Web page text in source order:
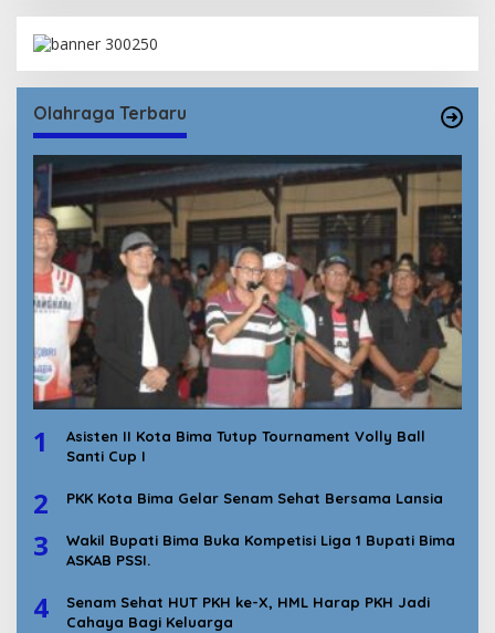
Olahraga Terbaru
1
Asisten II Kota Bima Tutup Tournament Volly Ball
Santi Cup I
2 PKK Kota Bima Gelar Senam Sehat Bersama Lansia
3
Wakil Bupati Bima Buka Kompetisi Liga 1 Bupati Bima
ASKAB PSSI.
4
Senam Sehat HUT PKH ke-X, HML Harap PKH Jadi
Cahaya Bagi Keluarga